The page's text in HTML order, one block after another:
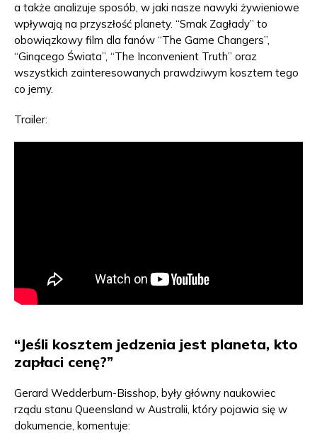
a także analizuje sposób, w jaki nasze nawyki żywieniowe
wpływają na przyszłość planety. “Smak Zagłady” to
obowiązkowy film dla fanów “The Game Changers”,
“Ginącego Świata”, “The Inconvenient Truth” oraz
wszystkich zainteresowanych prawdziwym kosztem tego
co jemy.
Trailer:
“Jeśli kosztem jedzenia jest planeta, kto
zapłaci cenę?”
Gerard Wedderburn-Bisshop, były główny naukowiec
rządu stanu Queensland w Australii, który pojawia się w
dokumencie, komentuje: